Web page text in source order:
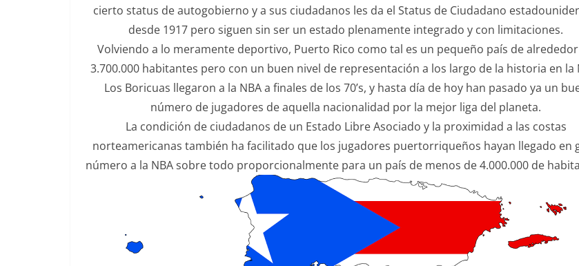
cierto status de autogobierno y a sus ciudadanos les da el Status de Ciudadano
desde 1917 pero siguen sin ser un estado plenamente integrado y con limitaciones.
Volviendo a lo meramente deportivo, Puerto Rico como tal es un pequeño país de
3.700.000 habitantes pero con un buen nivel de representación a los largo de la historia en la
Los Boricuas llegaron a la NBA a finales de los 70’s, y hasta día de hoy han pasado ya un
número de jugadores de aquella nacionalidad por la mejor liga del planeta.
La condición de ciudadanos de un Estado Libre Asociado y la proximidad a las costas
norteamericanas también ha facilitado que los jugadores puertorriqueños hayan llegado en
número a la NBA sobre todo proporcionalmente para un país de menos de 4.000.000 de